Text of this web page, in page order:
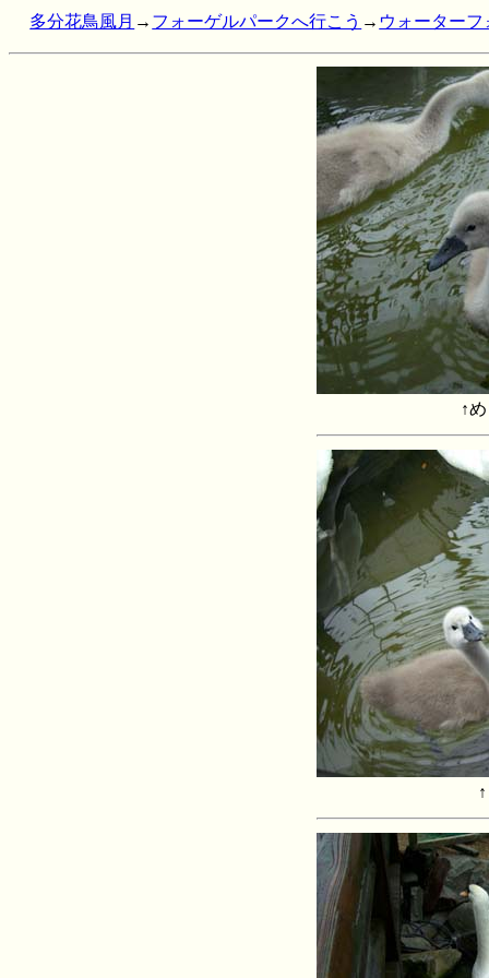
多分花鳥風月 → フォーゲルパークへ行こう → ウォーター
↑